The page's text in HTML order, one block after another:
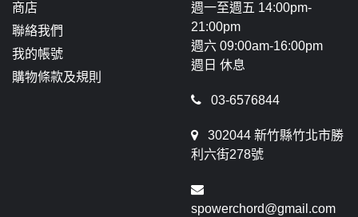
商店
聯絡我們
我的帳號
購物條款及規則
週一至週五 14:00pm-
21:00pm
週六 09:00am-16:00pm
週日 休息
03-6576844
302044 新竹縣竹北市勝
利六街278號
spowerchord@gmail.com